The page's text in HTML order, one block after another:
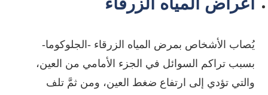
يُصاب الأشخاص بمرض المياه الزرقاء -الجلوكوما-
بسبب تراكم السوائل في الجزء الأمامي من العين،
والتي تؤدي إلى ارتفاع ضغط العين، ومن ثمَّ تلف